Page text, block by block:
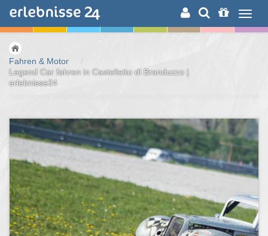
ERLEBNISSUCHE
Fahren & Motor
/
Legend Car fahren in Castelletto di Branduzzo |
erlebnisse24